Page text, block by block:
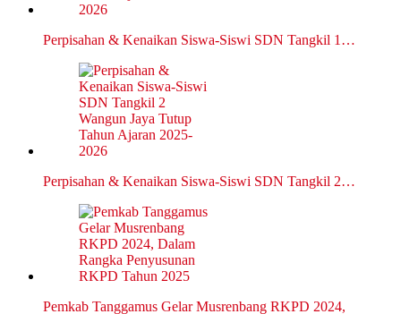
Perpisahan & Kenaikan Siswa-Siswi SDN Tangkil 1…
Perpisahan & Kenaikan Siswa-Siswi SDN Tangkil 2…
Pemkab Tanggamus Gelar Musrenbang RKPD 2024,